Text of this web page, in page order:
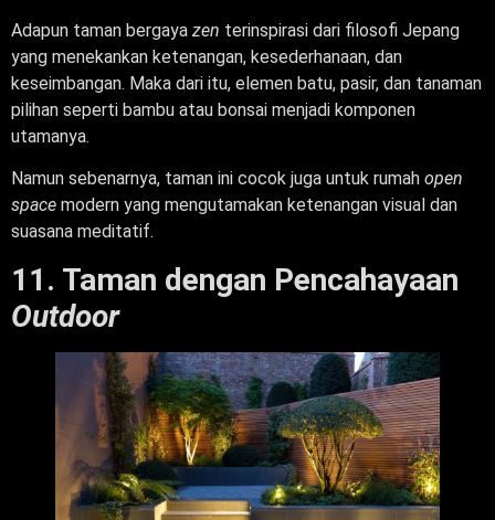
Adapun taman bergaya zen terinspirasi dari filosofi Jepang
yang menekankan ketenangan, kesederhanaan, dan
keseimbangan. Maka dari itu, elemen batu, pasir, dan tanaman
pilihan seperti bambu atau bonsai menjadi komponen
utamanya.
Namun sebenarnya, taman ini cocok juga untuk rumah open
space modern yang mengutamakan ketenangan visual dan
suasana meditatif.
11. Taman dengan Pencahayaan
Outdoor